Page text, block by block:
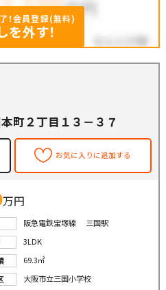
！会員登録(無料)
を外す！
町２丁目１３－３７
お気に入りに追加する
万円
阪急電鉄宝塚線 三国駅
3LDK
69.3㎡
大阪市立三国小学校